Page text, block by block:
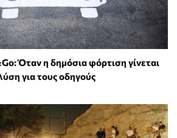
Όταν η δημόσια φόρτιση γίνεται
για τους οδηγούς